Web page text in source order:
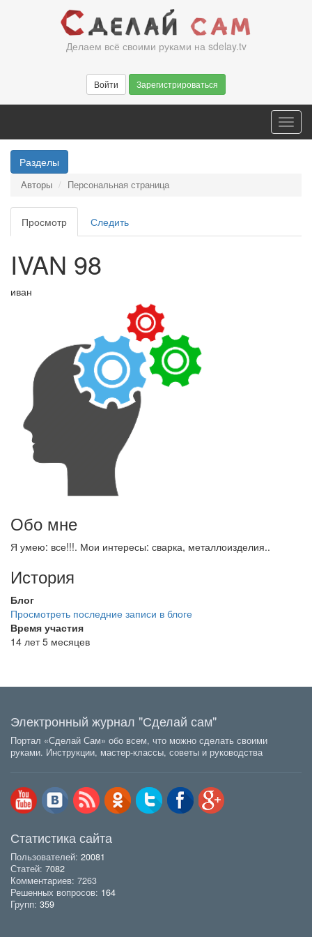
Делаем всё своими руками на sdelay.tv
Войти Зарегистрироваться
Разделы
Авторы Персональная страница
Главные
вкладки
Просмотр (активная
вкладка)
Следить
IVAN 98
иван
Обо мне
Я умею: все!!!. Мои интересы: сварка, металлоизделия..
История
Блог
Просмотреть последние записи в блоге
Время участия
14 лет 5 месяцев
Электронный журнал "Сделай сам"
Портал «Сделай Сам» обо всем, что можно сделать своими
руками. Инструкции, мастер-классы, советы и руководства
Статистика сайта
Пользователей: 20081
Статей: 7082
Комментариев: 7263
Решенных вопросов: 164
Групп: 359